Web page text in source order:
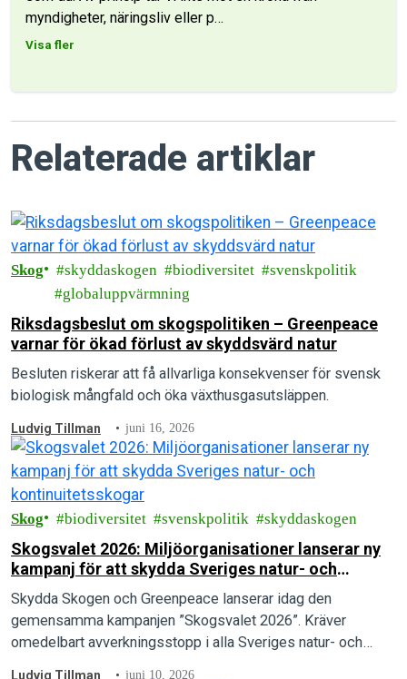
myndigheter, näringsliv eller p…
Visa fler
Relaterade artiklar
Skog skyddaskogen biodiversitet
svenskpolitik
globaluppvärmning
Riksdagsbeslut om skogspolitiken – Greenpeace
varnar för ökad förlust av skyddsvärd natur
Besluten riskerar att få allvarliga konsekvenser för svensk
biologisk mångfald och öka växthusgasutsläppen.
Ludvig Tillman juni 16, 2026
Skog biodiversitet svenskpolitik skyddaskogen
Skogsvalet 2026: Miljöorganisationer lanserar ny
kampanj för att skydda Sveriges natur- och
kontinuitetsskogar
Skydda Skogen och Greenpeace lanserar idag den
gemensamma kampanjen ”Skogsvalet 2026”. Kräver
omedelbart avverkningsstopp i alla Sveriges natur- och
Ludvig Tillman juni 10, 2026